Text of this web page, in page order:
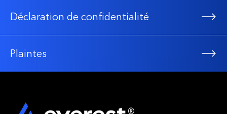
Déclaration de confidentialité
Plaintes